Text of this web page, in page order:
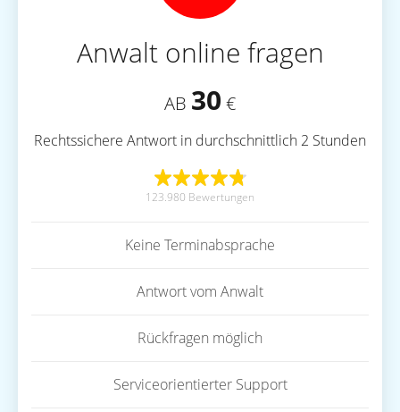
Anwalt online fragen
AB 30 €
Rechtssichere Antwort in durchschnittlich 2 Stunden
123.980 Bewertungen
Keine Terminabsprache
Antwort vom Anwalt
Rückfragen möglich
Serviceorientierter Support